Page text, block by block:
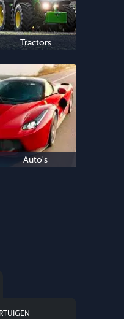
Tractors
Auto's